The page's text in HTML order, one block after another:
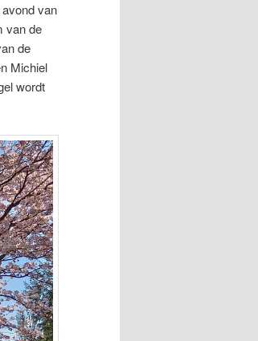
van
van de
de
Michiel
wordt